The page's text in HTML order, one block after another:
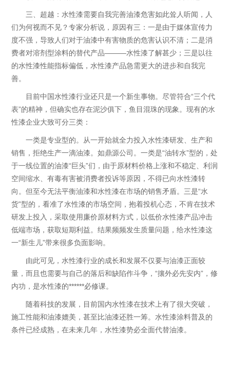
三、超越：水性漆需要自我完善油漆危害如此耸人听闻，人
们为何视而不见？专家分析说，原因有三：一是由于媒体宣传力
度不强，导致人们对于油漆中有害物质的危害认识不清；二是消
费者对溶剂型涂料的替代产品———水性漆了解甚少；三是以往
的水性漆性能指标偏低，水性漆产品急需更大的进步和自我完
善。
目前中国水性漆行业还只是一个新生事物。尽管符合“三个代
表”的精神，但确实也存在泥沙俱下，鱼目混珠的现象。现有的水
性漆企业大致可分三类：
一类是专业型的。从一开始就全力投入水性漆研发、生产和
销售，拒绝生产一滴油漆。如鼎源公司。一类是“油转水”型的，处
于一线位置的油漆“巨头”们，由于原材料价格上涨和不稳定、利润
空间缩水、有毒有害被消费者投诉等原因，不得已向水性漆转
向。但至今无法平衡油漆和水性漆在市场的销售矛盾。三是“水
货”型的，看准了水性漆的市场空间，抱着投机心态，不肯在技术
研发上投入，采取使用廉价原材料方式，以低价水性漆产品冲击
低端市场，获取短期利益。结果频频发生质量问题，给水性漆这
一“新生儿”带来很多负面影响。
由此可见，水性漆行业的成长和发展不仅要与油漆正面较
量，而且也需要与自己的落后和缺陷作斗争，“攘外必先安内”，修
内功，是水性漆的******必修课。
随着科技的发展，目前国内水性漆在技术上有了很大突破，
施工性能和油漆媲美，甚至比油漆还胜一筹。水性漆涂料普及的
条件已经成熟，在未来几年，水性漆势必全面代替油漆。